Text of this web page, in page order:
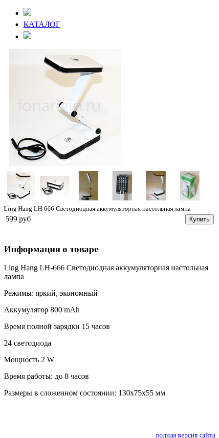
КАТАЛОГ
Ling Hang LH-666 Светодиодная аккумуляторная настольная лампа
599 руб Купить
Информация о товаре
Ling Hang LH-666 Светодиодная аккумуляторная настольная
лампа
Режимы: яркий, экономный
Аккумулятор 800 mAh
Время полной зарядки 15 часов
24 светодиода
Мощность 2 W
Время работы: до 8 часов
Размеры в сложенном состоянии: 130х75х55 мм
полная версия сайта